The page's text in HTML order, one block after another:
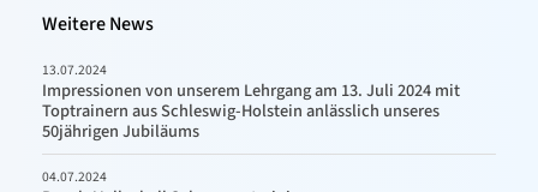
Weitere News
13.07.2024
Impressionen von unserem Lehrgang am 13. Juli 2024 mit
Toptrainern aus Schleswig-Holstein anlässlich unseres
50jährigen Jubiläums
04.07.2024